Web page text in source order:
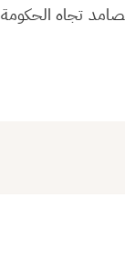
تجاه الحكومة